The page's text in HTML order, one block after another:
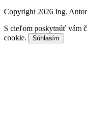
Copyright 2026 Ing.
S cieľom poskytnúť vám
cookie.
Súhlasím